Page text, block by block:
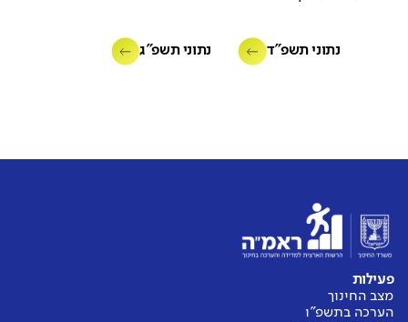
נתוני תשפ"ד נתוני תשפ"ג
פעילות
מצב החינוך
הערכה בתשפ"ו